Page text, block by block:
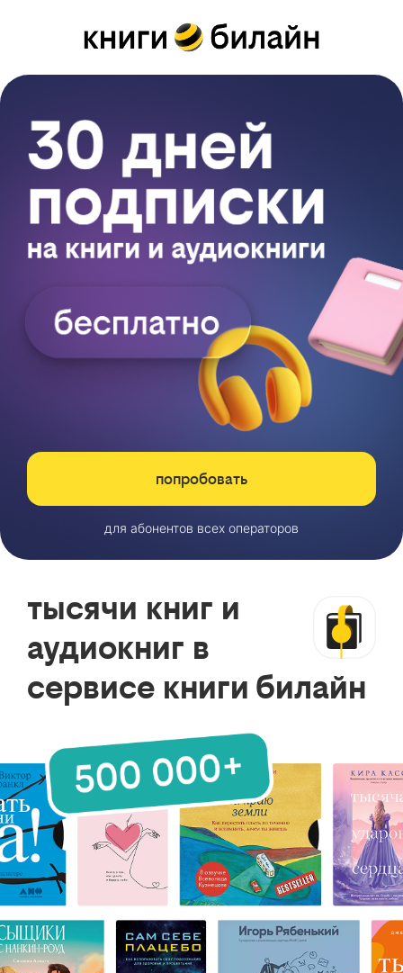
попробовать
для абонентов всех операторов
тысячи книг и
аудиокниг в
сервисе книги билайн